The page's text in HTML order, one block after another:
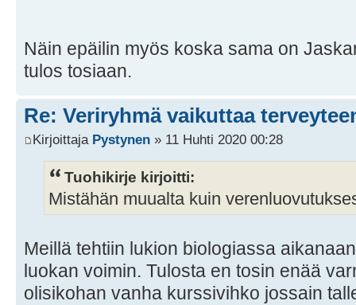
Näin epäilin myös koska sama on
tulos tosiaan.
Re: Veriryhmä vaikuttaa
Kirjoittaja Pystynen » 11 Huhti 2020 00:28
Tuohikirje kirjoitti:
Mistähän muualta kuin
Meillä tehtiin lukion biologiassa
luokan voimin. Tulosta en tosin enää
olisikohan vanha kurssivihko jossain